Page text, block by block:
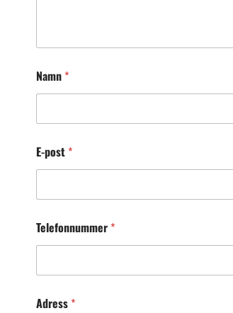
Namn *
E-post *
Telefonnummer *
Adress *